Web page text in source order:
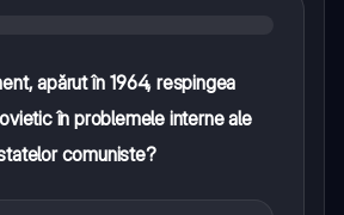
apărut în 1964, respingea
în problemele interne ale
comuniste?